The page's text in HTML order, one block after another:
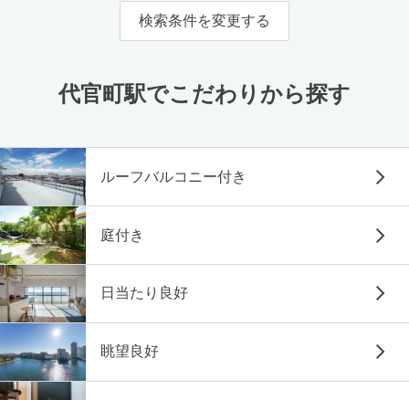
検索条件を変更する
代官町駅でこだわりから探す
ルーフバルコニー付き
庭付き
日当たり良好
眺望良好